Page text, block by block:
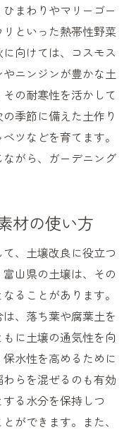
まわりやマリーゴー
といった熱帯性野菜
向けては、コスモス
ニンジンが豊かな土
の耐寒性を活かして
季節に備えた土作り
ツなどを育てます。
がら、ガーデニング
材の使い方
、土壌改良に役立つ
山県の土壌は、その
ることがあります。
、落ち葉や腐葉土を
に土壌の通気性を向
水性を高めるために
らを混ぜるのも有効
る水分を保持しつ
ができます。また、